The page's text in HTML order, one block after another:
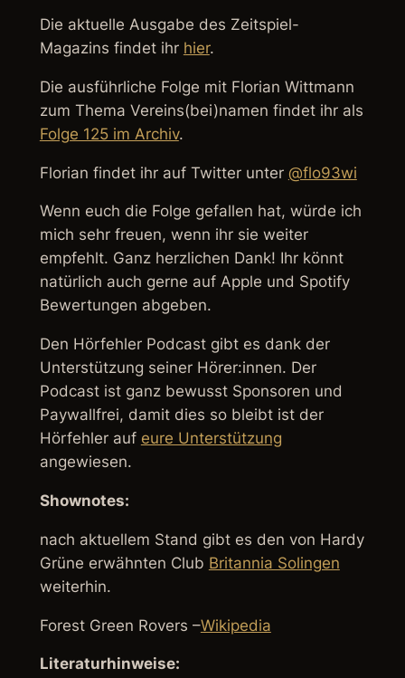
Die aktuelle Ausgabe des Zeitspiel-
Magazins findet ihr hier.
Die ausführliche Folge mit Florian Wittmann
zum Thema Vereins(bei)namen findet ihr als
Folge 125 im Archiv.
Florian findet ihr auf Twitter unter @flo93wi
Wenn euch die Folge gefallen hat, würde ich
mich sehr freuen, wenn ihr sie weiter
empfehlt. Ganz herzlichen Dank! Ihr könnt
natürlich auch gerne auf Apple und Spotify
Bewertungen abgeben.
Den Hörfehler Podcast gibt es dank der
Unterstützung seiner Hörer:innen. Der
Podcast ist ganz bewusst Sponsoren und
Paywallfrei, damit dies so bleibt ist der
Hörfehler auf eure Unterstützung
angewiesen.
Shownotes:
nach aktuellem Stand gibt es den von Hardy
Grüne erwähnten Club Britannia Solingen
weiterhin.
Forest Green Rovers –Wikipedia
Literaturhinweise: